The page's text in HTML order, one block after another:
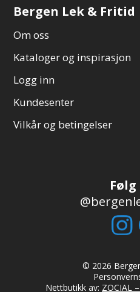
Bergen Lek & Fritid
Om oss
Kataloger og inspirasjon
Logg inn
Kundesenter
Vilkår og betingelser
Følg
© 2026
Nettbutikk av: ZOCIAL